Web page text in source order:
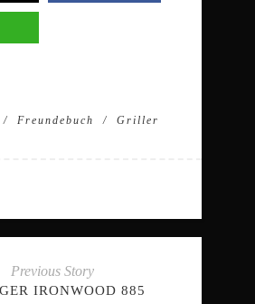
Freundebuch Griller
Previous Story
IRONWOOD 885